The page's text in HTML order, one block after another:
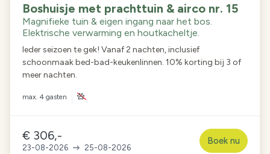
Boshuisje met prachttuin & airco nr. 15
Magnifieke tuin & eigen ingang naar het bos.
Elektrische verwarming en houtkacheltje.
Ieder seizoen te gek! Vanaf 2 nachten, inclusief
schoonmaak bed-bad-keukenlinnen. 10% korting bij 3 of
meer nachten.
max. 4 gasten
€ 306,-
23-08-2026 25-08-2026
Boek nu